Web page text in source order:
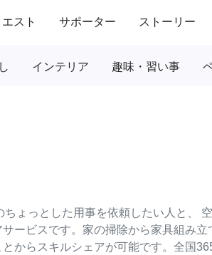
エスト サポーター ストーリー
インテリア 趣味・習い事
ょっとした用事を依頼したい人と、
ービスです。家の掃除から家具組み立
からスキルシェアが可能です。全国